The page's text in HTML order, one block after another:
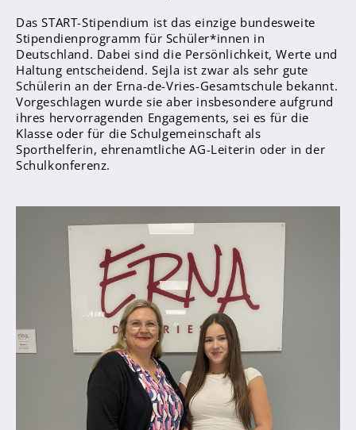
Abschlüsse
Fremdsprachen
Englisch
Spanisch
MINT
Naturwissenschaften
Informatik
Differenzierung
Inklusion
Berufsorientierung
Anprechpartner
Das START-Stipendium ist das einzige bundesweite
Stipendienprogramm für Schüler*innen in
Deutschland. Dabei sind die Persönlichkeit, Werte und
Haltung entscheidend. Sejla ist zwar als sehr gute
Schülerin an der Erna-de-Vries-Gesamtschule bekannt.
Vorgeschlagen wurde sie aber insbesondere aufgrund
ihres hervorragenden Engagements, sei es für die
Klasse oder für die Schulgemeinschaft als
Sporthelferin, ehrenamtliche AG-Leiterin oder in der
Schulkonferenz.